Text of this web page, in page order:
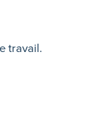
travail.